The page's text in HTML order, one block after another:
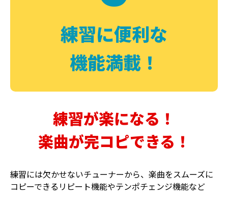
DELAY PHASER
練習に便利な
機能満載！
練習が楽になる！
楽曲が完コピできる！
練習には欠かせないチューナーから、楽曲をスムーズに
コピーできるリピート機能やテンポチェンジ機能など